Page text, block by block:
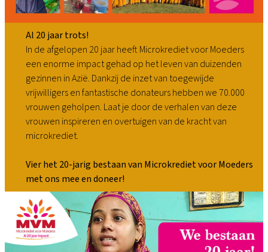
Al 20 jaar trots!
In de afgelopen 20 jaar heeft Microkrediet voor Moeders
een enorme impact gehad op het leven van duizenden
gezinnen in Azië. Dankzij de inzet van toegewijde
vrijwilligers en fantastische donateurs hebben we 70.000
vrouwen geholpen. Laat je door de verhalen van deze
vrouwen inspireren en overtuigen van de kracht van
microkrediet.
Vier het 20-jarig bestaan van Microkrediet voor Moeders
met ons mee en doneer!